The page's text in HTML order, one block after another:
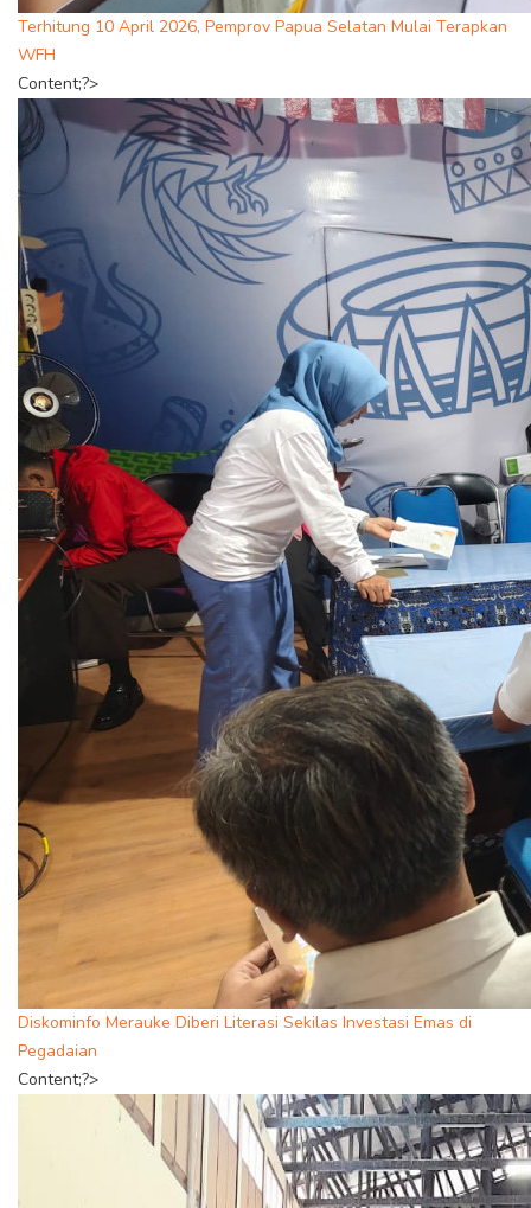
Terhitung 10 April 2026, Pemprov Papua Selatan Mulai Terapkan
WFH
Content;?>
Diskominfo Merauke Diberi Literasi Sekilas Investasi Emas di
Pegadaian
Content;?>